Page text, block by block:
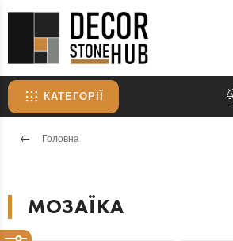
КАТЕГОРІЇ
Головна
МОЗАЇКА